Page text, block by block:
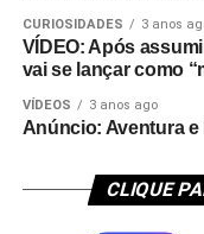
CURIOSIDADES 3 anos
VÍDEO: Após
vai se lançar como
VÍDEOS 3 anos ago
Anúncio: Aventura e
CLIQUE